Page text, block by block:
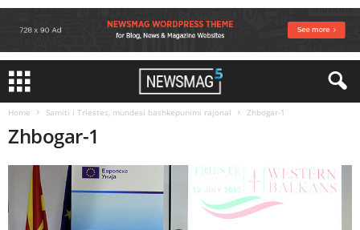
Home Samiti i Triestes, mundesi bashkepunimi rajonal Zhbogar-1
Zhbogar-1